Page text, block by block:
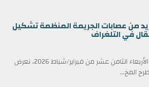
من عصابات الجريمة المنظمة تشكيل
في التلغراف
في عناوين الصحف ليوم الأربعاء الثامن عشر من فبراير/شباط 2026، نعرض
المخ...